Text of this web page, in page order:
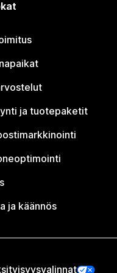
ja tuotepaketit
ja käännös